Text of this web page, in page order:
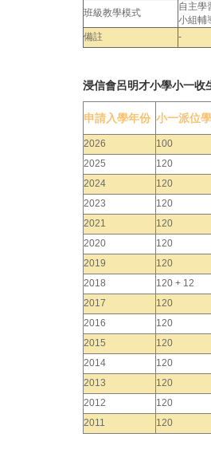
班級教學模式
自主學
小組輔
備註
-
浸信會呂明才小學小一收
申請入學年份 小一派位
2026 100
2025
120
2024
120
2023
120
2021
120
2020
120
2019
120
2018
120 + 12
2017
120
2016
120
2015
120
2014
120
2013
120
2012
120
2011
120